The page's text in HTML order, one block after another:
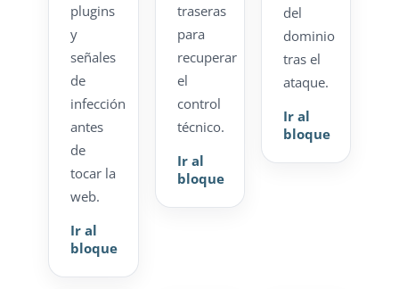
plugins
y
señales
de
infección
antes
de
tocar la
web.
Ir al
bloque
traseras
para
recuperar
el
control
técnico.
Ir al
bloque
del
dominio
tras el
ataque.
Ir al
bloque